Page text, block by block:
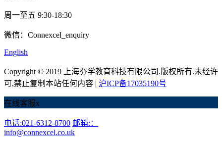
周一至五 9:30-18:30
微信：Connexcel_enquiry
English
Copyright © 2019 上海夯学教育科技有限公司.版权所有.未经许
可,禁止复制本站任何内容 | 沪ICP备17035190号
在线客服x
电话:021-6312-8700 邮箱:：
info@connexcel.co.uk